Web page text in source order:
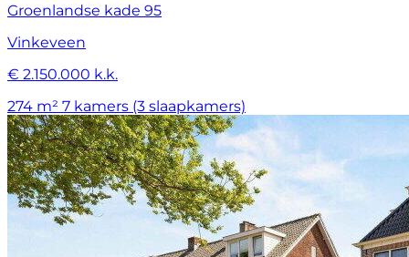
Groenlandse kade 95
Vinkeveen
€ 2.150.000 k.k.
274 m² 7 kamers (3 slaapkamers)